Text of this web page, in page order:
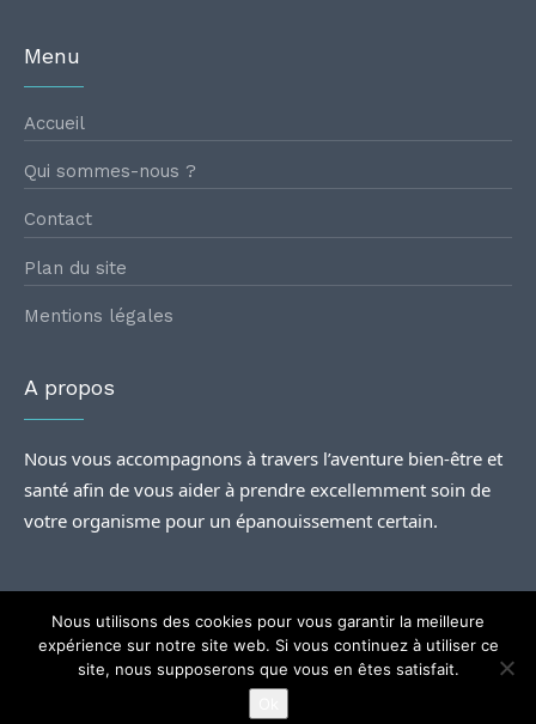
Menu
Accueil
Qui sommes-nous ?
Contact
Plan du site
Mentions légales
A propos
Nous vous accompagnons à travers l’aventure bien-être et
santé afin de vous aider à prendre excellemment soin de
votre organisme pour un épanouissement certain.
Rencontres santé | Tous droits Réservés.
Nous utilisons des cookies pour vous garantir la meilleure
expérience sur notre site web. Si vous continuez à utiliser ce
site, nous supposerons que vous en êtes satisfait.